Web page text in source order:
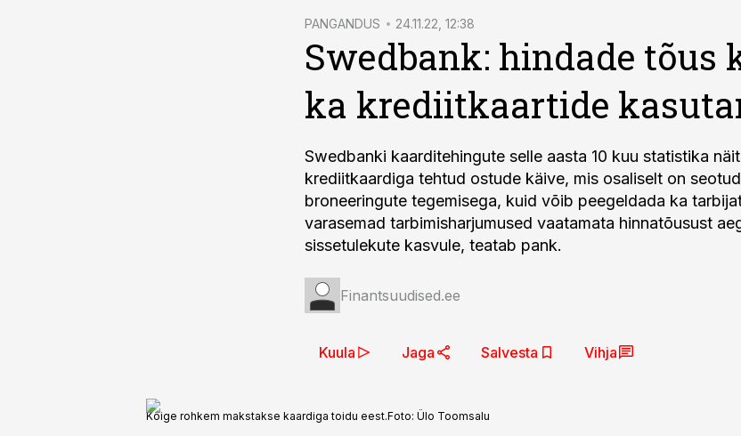
PANGANDUS 24.11.22, 12:38
Swedbank: hindade tõus
ka krediitkaartide
Swedbanki kaarditehingute selle aasta 10 kuu statistika
krediitkaardiga tehtud ostude käive, mis osaliselt on
broneeringute tegemisega, kuid võib peegeldada ka
varasemad tarbimisharjumused vaatamata hinnatõusust
sissetulekute kasvule, teatab pank.
Finantsuudised.ee
Kuula Jaga Salvesta Vihja
Kõige rohkem makstakse kaardiga toidu eest.Foto: Ülo Toomsalu